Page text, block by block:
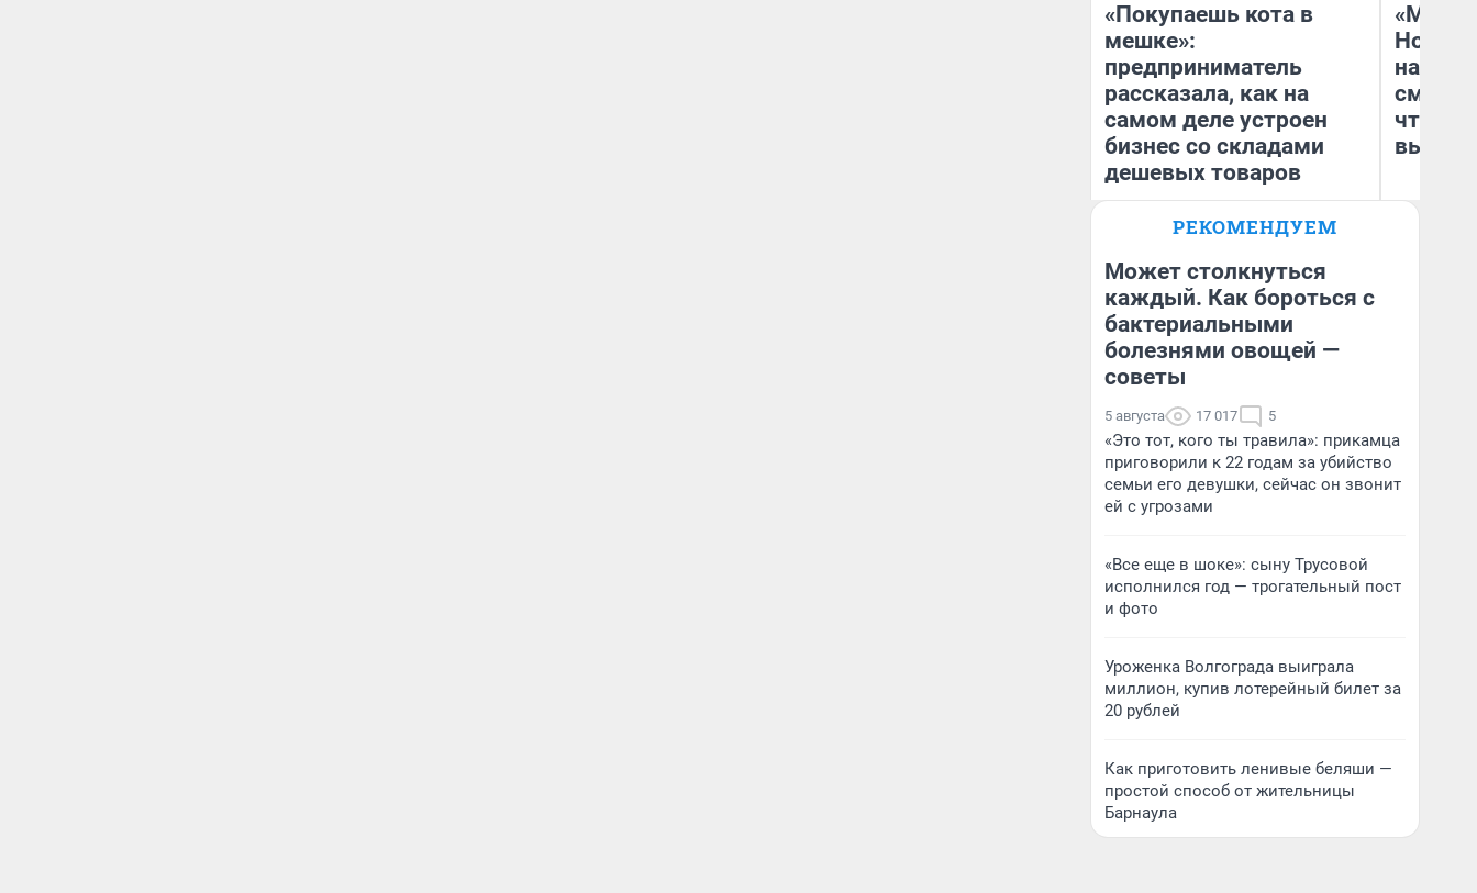
«Покупаешь кота в
мешке»:
предприниматель
рассказала, как на
самом деле устроен
бизнес со складами
дешевых товаров
Наталья Шорохова
деньги соцразвития
«Мы
чтобы
РЕКОМЕНДУЕМ
Может столкнуться
каждый. Как бороться с
бактериальными
болезнями овощей —
советы
5 августа 17 017 5
«Это тот, кого ты травила»: прикамца
приговорили к 22 годам за убийство
семьи его девушки, сейчас он звонит
ей с угрозами
«Все еще в шоке»: сыну Трусовой
исполнился год — трогательный пост
и фото
Уроженка Волгограда выиграла
миллион, купив лотерейный билет за
20 рублей
Как приготовить ленивые беляши —
простой способ от жительницы
Барнаула